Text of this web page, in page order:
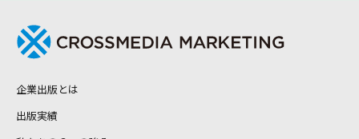
企業出版とは
出版実績